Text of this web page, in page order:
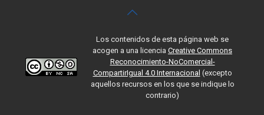
Los contenidos de esta página web se
acogen a una licencia Creative Commons
Reconocimiento-NoComercial-
CompartirIgual 4.0 Internacional (excepto
aquellos recursos en los que se indique lo
contrario)